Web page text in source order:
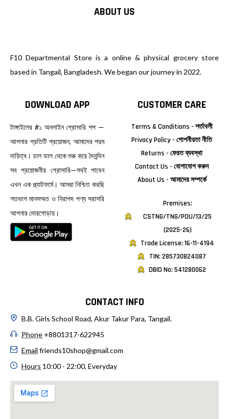
ABOUT US
F10 Departmental Store is a online & physical grocery store
based in Tangail, Bangladesh. We began our journey in 2022.
DOWNLOAD APP
টাঙ্গাইলের #১ অনলাইন গ্রোসারি শপ —
আপনার প্রতিটি প্রয়োজন, আমাদের পরম
দায়িত্ব। চাল ডাল থেকে শুরু করে দৈনন্দিন
সব প্রয়োজনীয় গ্রোসারি—সবই পাবেন
এখন এক প্ল্যাটফর্মে। আমরা নিশ্চিত করছি
শতভাগ মানসম্মত ও নিরাপদ পণ্য সরাসরি
আপনার দোরগোড়ায়।
CUSTOMER CARE
Terms & Conditions - শর্তাবলী
Privacy Policy - গোপনীয়তা নীতি
Returns - ফেরত ব্যবস্থা
Contact Us - যোগাযোগ করুন
About Us - আমাদের সম্পর্কে
Premises:
CSTNG/TNG/POU/13/25
(2025-26)
Trade License: 16-11-4194
TIN: 285730824087
DBID No: 541280062
CONTACT INFO
B.B. Girls School Road, Akur Takur Para, Tangail.
Phone +8801317-622945
Email friends10shop@gmail.com
Hours 10:00 - 22:00, Everyday